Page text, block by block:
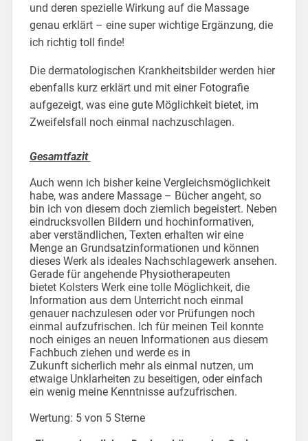
und deren spezielle Wirkung auf die Massage
genau erklärt – eine super wichtige Ergänzung, die
ich richtig toll finde!
Die dermatologischen Krankheitsbilder werden hier
ebenfalls kurz erklärt und mit einer Fotografie
aufgezeigt, was eine gute Möglichkeit bietet, im
Zweifelsfall noch einmal nachzuschlagen.
Gesamtfazit
Auch wenn ich bisher keine Vergleichsmöglichkeit
habe, was andere Massage – Bücher angeht, so
bin ich von diesem doch ziemlich begeistert. Neben
eindrucksvollen Bildern und hochinformativen,
aber verständlichen, Texten erhalten wir eine
Menge an Grundsatzinformationen und können
dieses Werk als ideales Nachschlagewerk ansehen.
Gerade für angehende Physiotherapeuten
bietet Kolsters Werk eine tolle Möglichkeit, die
Information aus dem Unterricht noch einmal
genauer nachzulesen oder vor Prüfungen noch
einmal aufzufrischen. Ich für meinen Teil konnte
noch einiges an neuen Informationen aus diesem
Fachbuch ziehen und werde es in
Zukunft sicherlich mehr als einmal nutzen, um
etwaige Unklarheiten zu beseitigen, oder einfach
ein wenig meine Kenntnisse aufzufrischen.
Wertung: 5 von 5 Sterne